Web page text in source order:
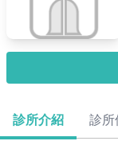
診所介紹 診所